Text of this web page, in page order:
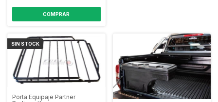
SIN STOCK
Porta Equipaje Partner